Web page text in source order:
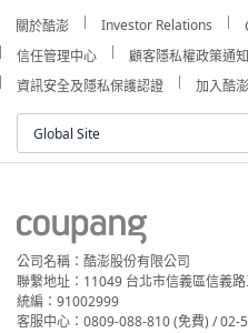
關於酷澎 Investor Relations
信任管理中心
顧客隱私權政策通知
資訊安全及隱私保護認證
加入酷
Global Site
公司名稱：酷澎股份有限公司
聯繫地址：11049 台北市信義區信義
統編：91002999
客服中心：0809-088-810 (免費) / 02-